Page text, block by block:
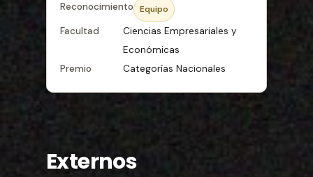
Reconocimiento Equipo
Facultad
Ciencias Empresariales y
Económicas
Premio
Categorías Nacionales
Externos